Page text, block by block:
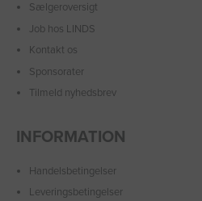
Sælgeroversigt
Job hos LINDS
Kontakt os
Sponsorater
Tilmeld nyhedsbrev
INFORMATION
Handelsbetingelser
Leveringsbetingelser